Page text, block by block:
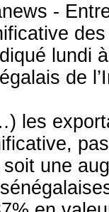
-
lundi
de
les
une